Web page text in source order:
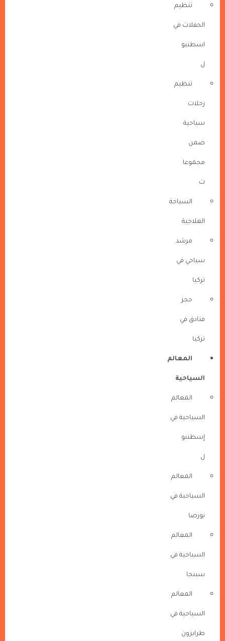
تنظيم
الحفلات في
اسطنبو
ل
تنظيم
رحلات
سياحية
ضمن
مجموعا
ت
السياحة
العلاجية
مرشد
سياحي في
تركيا
حجز
فنادق في
تركيا
المعالم
السياحية
المعالم
السياحية في
إسطنبو
ل
المعالم
السياحية في
بورصا
المعالم
السياحية في
سبنجا
المعالم
السياحية في
طرابزون